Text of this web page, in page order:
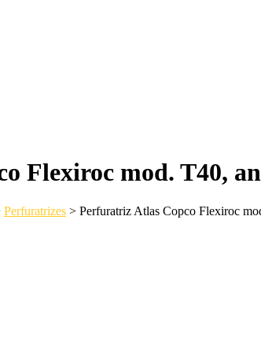
Flexiroc mod. T40,
Perfuratrizes > Perfuratriz Atlas Copco Flexiroc